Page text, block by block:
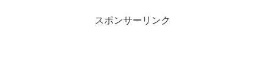
スポンサーリンク